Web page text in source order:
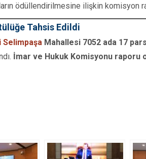
ödüllendirilmesine ilişkin komisyon
Tahsis Edildi
Selimpaşa Mahallesi 7052 ada 17
İmar ve Hukuk Komisyonu raporu